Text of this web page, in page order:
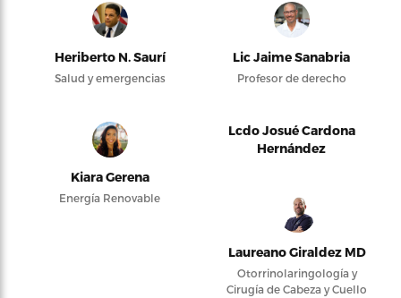
Heriberto N. Saurí
Salud y emergencias
Lic Jaime Sanabria
Profesor de derecho
Kiara Gerena
Energía Renovable
Lcdo Josué Cardona
Hernández
Laureano Giraldez MD
Otorrinolaringología y
Cirugía de Cabeza y Cuello